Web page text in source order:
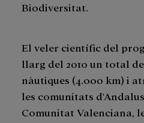
Biodiversitat.
El veler científic del
llarg del 2010 un total
nàutiques (4.000 km) i
les comunitats
Comunitat Valenciana,